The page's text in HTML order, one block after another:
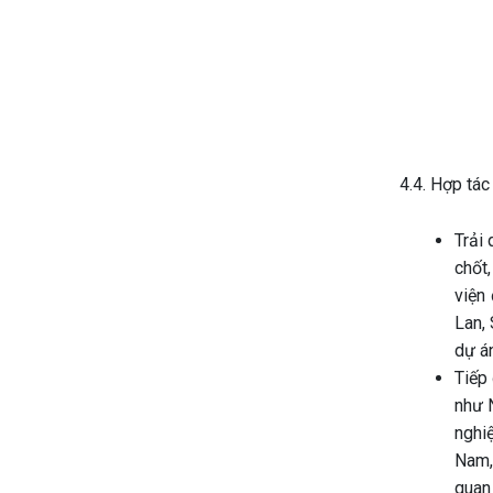
4.4. Hợp
Trải
viện
Lan,
dự
Tiếp
như